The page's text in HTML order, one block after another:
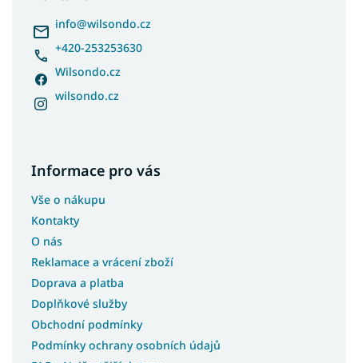
info@wilsondo.cz
+420-253253630
Wilsondo.cz
wilsondo.cz
Informace pro vás
Vše o nákupu
Kontakty
O nás
Reklamace a vrácení zboží
Doprava a platba
Doplňkové služby
Obchodní podmínky
Podmínky ochrany osobních údajů